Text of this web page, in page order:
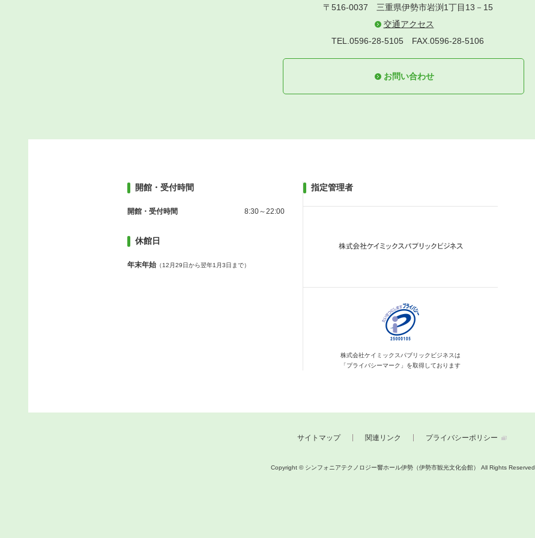
〒516-0037 三重県伊勢市岩渕1丁目13－15
交通アクセス
TEL.0596-28-5105 FAX.0596-28-5106
お問い合わせ
開館・受付時間
開館・受付時間 8:30～22:00
休館日
年末年始 （12月29日から翌年1月3日まで）
指定管理者
株式会社ケイミックス パブリックビジネスは
「プライバシーマーク」を取得しております
サイトマップ 関連リンク プライバシーポリシー
Copyright © シンフォニアテクノロジー響ホール伊勢（伊勢市観光文化会館） All Rights Reserved.